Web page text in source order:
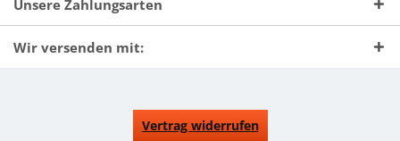
Unsere Zahlungsarten
Wir versenden mit:
Vertrag widerrufen